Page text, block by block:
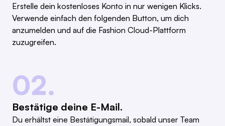
Erstelle dein kostenloses Konto in nur wenigen Klicks.
Verwende einfach den folgenden Button, um dich
anzumelden und auf die Fashion Cloud-Plattform
zuzugreifen.
02.
Bestätige deine E-Mail.
Du erhältst eine Bestätigungsmail, sobald unser Team